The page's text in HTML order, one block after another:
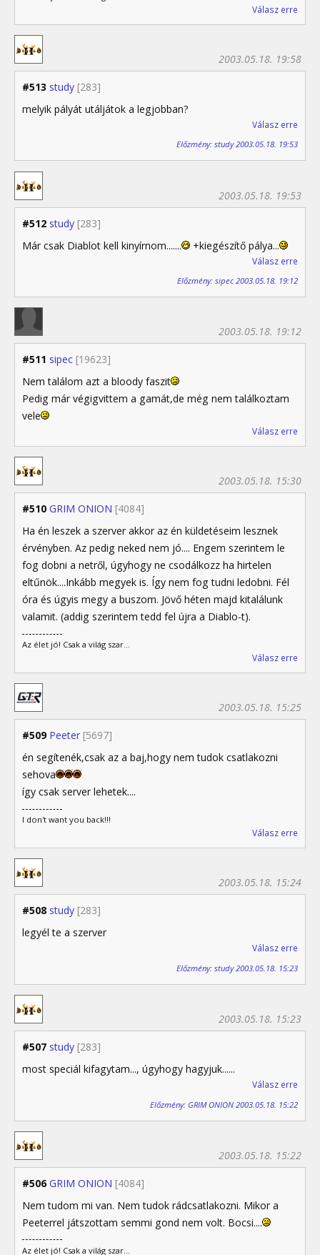
Válasz erre
#513 study [283]
2003.05.18. 19:58
melyik pályát utáljátok a legjobban?
Válasz erre
Előzmény: study 2003.05.18. 19:53
#512 study [283]
2003.05.18. 19:53
Már csak Diablot kell kinyírnom....... +kiegészítő pálya...
Válasz erre
Előzmény: sipec 2003.05.18. 19:12
#511 sipec [19623]
2003.05.18. 19:12
Nem találom azt a bloody faszit
Pedig már végigvittem a gamát,de még nem találkoztam
vele
Válasz erre
#510 GRIM ONION [4084]
2003.05.18. 15:30
Ha én leszek a szerver akkor az én küldetéseim lesznek
érvényben. Az pedig neked nem jó.... Engem szerintem le
fog dobni a netről, úgyhogy ne csodálkozz ha hirtelen
eltűnök....Inkább megyek is. Így nem fog tudni ledobni. Fél
óra és úgyis megy a buszom. Jövő héten majd kitalálunk
valamit. (addig szerintem tedd fel újra a Diablo-t).
Az élet jó! Csak a világ szar...
Válasz erre
#509 Peeter [5697]
2003.05.18. 15:25
én segítenék,csak az a baj,hogy nem tudok csatlakozni
sehova
így csak server lehetek....
I don't want you back!!!
Válasz erre
#508 study [283]
2003.05.18. 15:24
legyél te a szerver
Válasz erre
Előzmény: study 2003.05.18. 15:23
#507 study [283]
2003.05.18. 15:23
most speciál kifagytam..., úgyhogy hagyjuk......
Válasz erre
Előzmény: GRIM ONION 2003.05.18. 15:22
#506 GRIM ONION [4084]
2003.05.18. 15:22
Nem tudom mi van. Nem tudok rádcsatlakozni. Mikor a
Peeterrel játszottam semmi gond nem volt. Bocsi....
Az élet jó! Csak a világ szar...